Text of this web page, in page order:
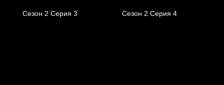
Сезон 2 Серия 3 Сезон 2 Серия 4